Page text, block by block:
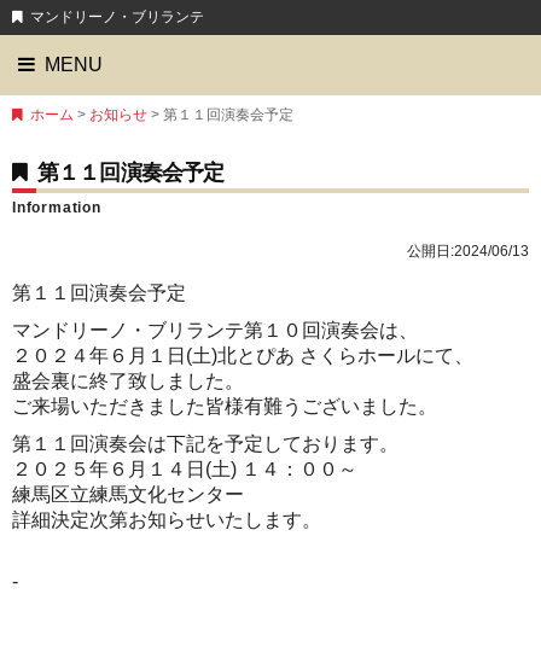
マンドリーノ・ブリランテ
MENU
ホーム > お知らせ > 第１１回演奏会予定
第１１回演奏会予定
Information
公開日:2024/06/13
第１１回演奏会予定
マンドリーノ・ブリランテ第１０回演奏会は、
２０２４年６月１日(土)北とぴあ さくらホールにて、
盛会裏に終了致しました。
ご来場いただきました皆様有難うございました。
第１１回演奏会は下記を予定しております。
２０２５年６月１４日(土) １４：００～
練馬区立練馬文化センター
詳細決定次第お知らせいたします。
-